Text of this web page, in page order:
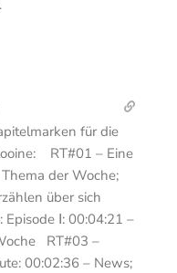
für die
RT#01 – Eine
der Woche;
über sich
Ⅰ: 00:04:21 –
RT#03 –
00:02:36 – News;